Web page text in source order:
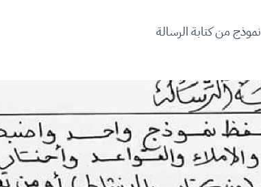
نموذج من كتابة الرسالة